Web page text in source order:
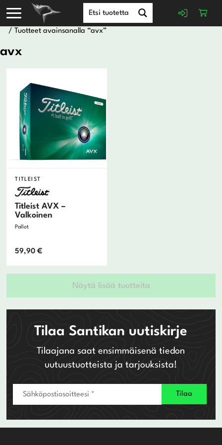
/ Tuotteet avainsanalla “avx”
avx
TITLEIST
Titleist AVX –
Valkoinen
Pallot
59,90€
Näytä lisää tuotteita
Tilaa Santikan uutiskirje
Tilaajana saat ensimmäisenä tiedon
uutuustuotteista ja tarjouksista!